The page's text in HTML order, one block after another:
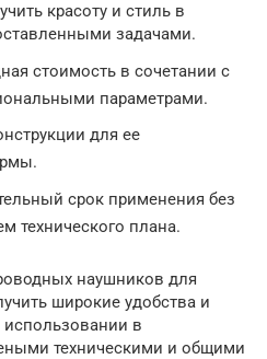
красоту и стиль в
задачами.
стоимость в сочетании с
параметрами.
для ее
срок применения без
технического плана.
наушников для
широкие удобства и
в
техническими и общими